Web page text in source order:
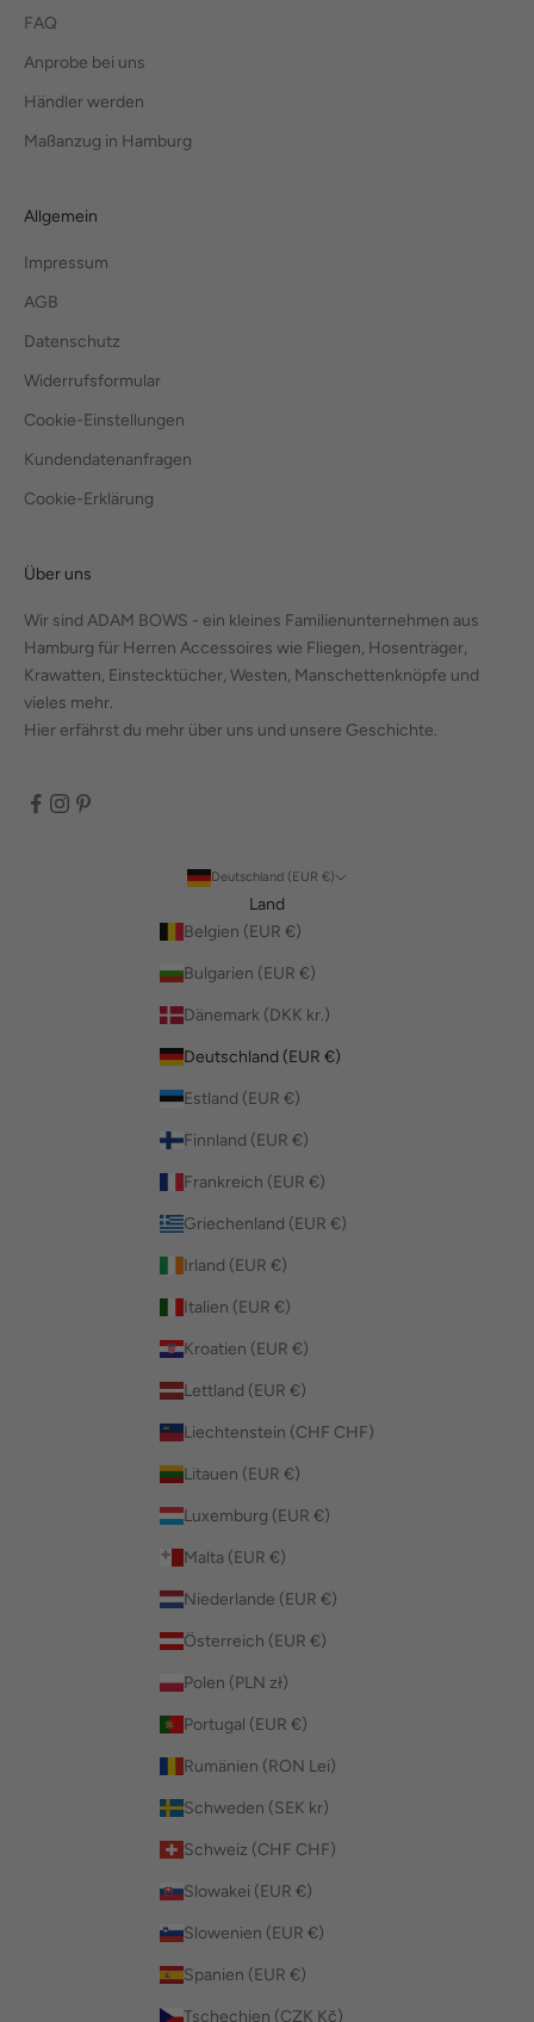
FAQ
Anprobe bei uns
Händler werden
Maßanzug in Hamburg
Allgemein
Impressum
AGB
Datenschutz
Widerrufsformular
Cookie-Einstellungen
Kundendatenanfragen
Cookie-Erklärung
Über uns
Wir sind ADAM BOWS - ein kleines Familienunternehmen aus
Hamburg für Herren Accessoires wie Fliegen, Hosenträger,
Krawatten, Einstecktücher, Westen, Manschettenknöpfe und
vieles mehr.
Hier erfährst du mehr über uns und unsere Geschichte.
Deutschland (EUR €)
Land
Belgien (EUR €)
Bulgarien (EUR €)
Dänemark (DKK kr.)
Deutschland (EUR €)
Estland (EUR €)
Finnland (EUR €)
Frankreich (EUR €)
Griechenland (EUR €)
Irland (EUR €)
Italien (EUR €)
Kroatien (EUR €)
Lettland (EUR €)
Liechtenstein (CHF CHF)
Litauen (EUR €)
Luxemburg (EUR €)
Malta (EUR €)
Niederlande (EUR €)
Österreich (EUR €)
Polen (PLN zł)
Portugal (EUR €)
Rumänien (RON Lei)
Schweden (SEK kr)
Schweiz (CHF CHF)
Slowakei (EUR €)
Slowenien (EUR €)
Spanien (EUR €)
Tschechien (CZK Kč)